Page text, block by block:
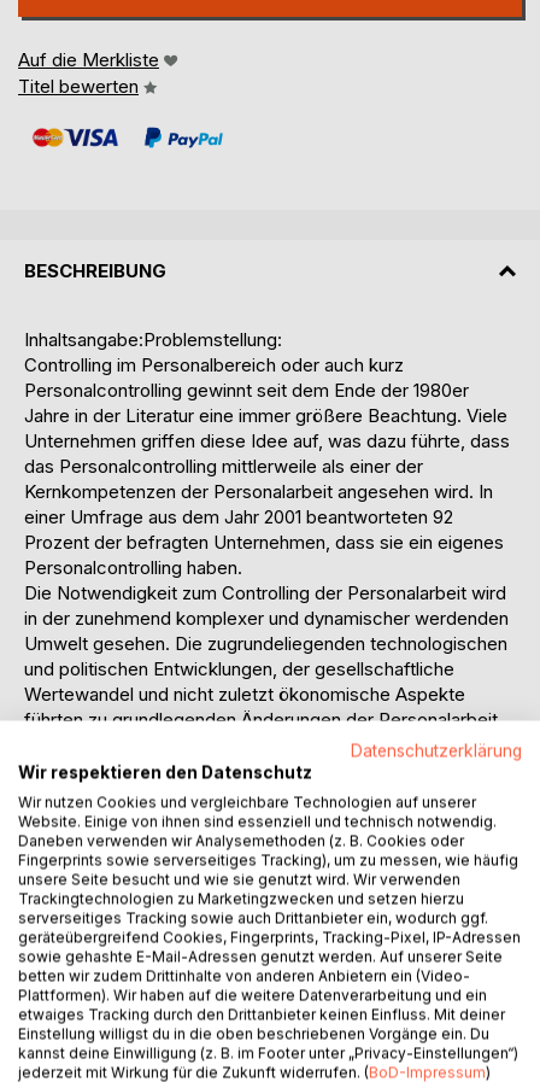
Auf die Merkliste
Titel bewerten
BESCHREIBUNG
Inhaltsangabe:Problemstellung:
Controlling im Personalbereich oder auch kurz
Personalcontrolling gewinnt seit dem Ende der 1980er
Jahre in der Literatur eine immer größere Beachtung. Viele
Unternehmen griffen diese Idee auf, was dazu führte, dass
das Personalcontrolling mittlerweile als einer der
Kernkompetenzen der Personalarbeit angesehen wird. In
einer Umfrage aus dem Jahr 2001 beantworteten 92
Prozent der befragten Unternehmen, dass sie ein eigenes
Personalcontrolling haben.
Die Notwendigkeit zum Controlling der Personalarbeit wird
in der zunehmend komplexer und dynamischer werdenden
Umwelt gesehen. Die zugrundeliegenden technologischen
und politischen Entwicklungen, der gesellschaftliche
Wertewandel und nicht zuletzt ökonomische Aspekte
führten zu grundlegenden Änderungen der Personalarbeit.
Diese Veränderung kann in kurzen Schlagworten als vom
Verwalter zum Dienstleister beschrieben werden.
Ein Problem stellt sich allerdings heraus. Die Antwort auf
die Frage was unter Personalcontrolling verstanden wird,
fällt sehr unterschiedlich aus. Der überwiegende Teil der
Unternehmen versteht bereits ihre Personalstatistik als eine
der Aufgaben des Personalcontrollings. Ob diese Ansicht
dem, als Grundlage dienenden, Controlling oder dem
Personalcontrolling gerecht wird, stellt die
Grundüberlegung für diese Arbeit dar.
Aus dieser Ausgangssituation ergibt sich die eigentliche
Problemstellung der vor-liegenden Arbeit. Es stellt sich die
Frage, ob die vorgeschlagenen Instrumente des
Personalcontrollings überhaupt für ihre Zwecke geeignet
Datenschutzerklärung
Wir respektieren den Datenschutz
Wir nutzen Cookies und vergleichbare Technologien auf unserer
Website. Einige von ihnen sind essenziell und technisch notwendig.
Daneben verwenden wir Analysemethoden (z. B. Cookies oder
Fingerprints sowie serverseitiges Tracking), um zu messen, wie häufig
unsere Seite besucht und wie sie genutzt wird. Wir verwenden
Trackingtechnologien zu Marketingzwecken und setzen hierzu
serverseitiges Tracking sowie auch Drittanbieter ein, wodurch ggf.
geräteübergreifend Cookies, Fingerprints, Tracking-Pixel, IP-Adressen
sowie gehashte E-Mail-Adressen genutzt werden. Auf unserer Seite
betten wir zudem Drittinhalte von anderen Anbietern ein (Video-
Plattformen). Wir haben auf die weitere Datenverarbeitung und ein
etwaiges Tracking durch den Drittanbieter keinen Einfluss. Mit deiner
Einstellung willigst du in die oben beschriebenen Vorgänge ein. Du
kannst deine Einwilligung (z. B. im Footer unter „Privacy-Einstellungen“)
jederzeit mit Wirkung für die Zukunft widerrufen. (BoD-Impressum)